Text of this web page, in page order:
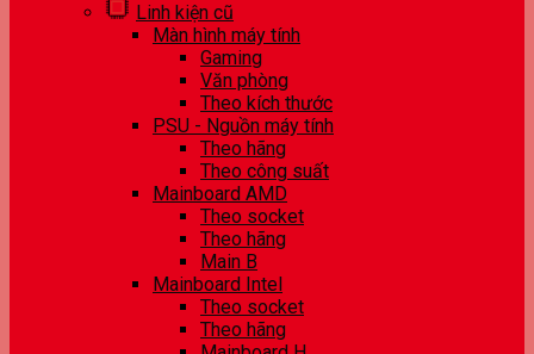
Linh kiện cũ
Màn hình máy tính
Gaming
Văn phòng
Theo kích thước
PSU - Nguồn máy tính
Theo hãng
Theo công suất
Mainboard AMD
Theo socket
Theo hãng
Main B
Mainboard Intel
Theo socket
Theo hãng